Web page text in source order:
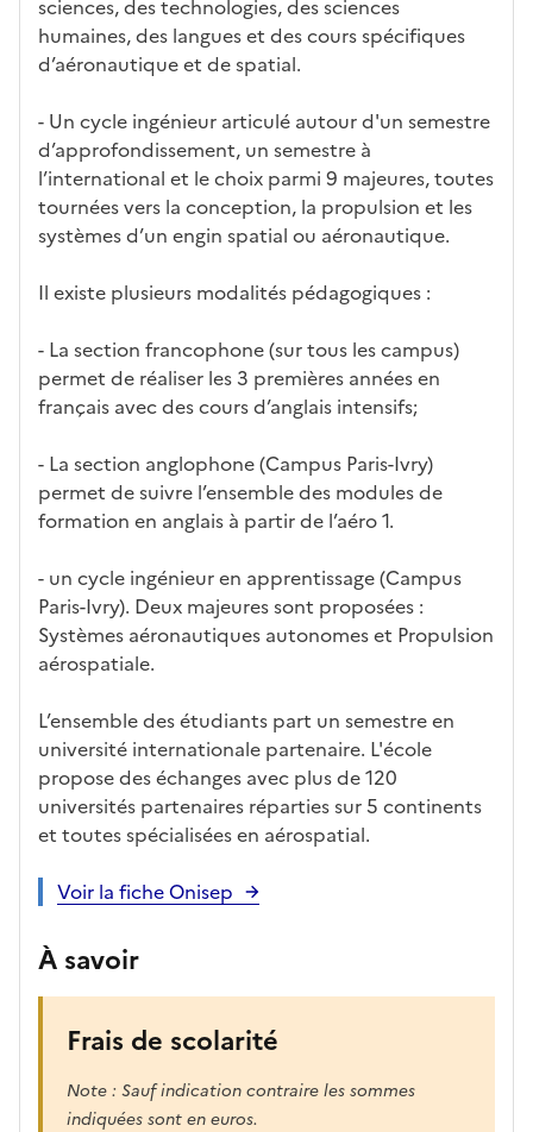
n
e
r
o
u
l
a
t
c
i
-
p
r
è
,
l
a
g
e
s
e
r
é
sciences, des technologies, des sciences
humaines, des langues et des cours spécifiques
d’aéronautique et de spatial.
- Un cycle ingénieur articulé autour d'un semestre
d’approfondissement, un semestre à
l’international et le choix parmi 9 majeures, toutes
tournées vers la conception, la propulsion et les
systèmes d’un engin spatial ou aéronautique.
Il existe plusieurs modalités pédagogiques :
- La section francophone (sur tous les campus)
permet de réaliser les 3 premières années en
français avec des cours d’anglais intensifs;
- La section anglophone (Campus Paris-Ivry)
permet de suivre l’ensemble des modules de
formation en anglais à partir de l’aéro 1.
- un cycle ingénieur en apprentissage (Campus
Paris-Ivry). Deux majeures sont proposées :
Systèmes aéronautiques autonomes et Propulsion
aérospatiale.
L’ensemble des étudiants part un semestre en
université internationale partenaire. L'école
propose des échanges avec plus de 120
universités partenaires réparties sur 5 continents
et toutes spécialisées en aérospatial.
Voir la fiche Onisep
À savoir
Frais de scolarité
Note : Sauf indication contraire les sommes
indiquées sont en euros.